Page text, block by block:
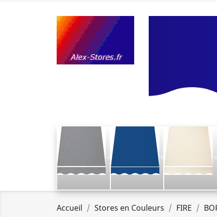
G B N
Accueil Stores en Couleurs FIRE